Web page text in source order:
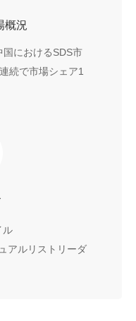
概況
におけるSDS市
続で市場シェア1
ル
アルリストリーダ